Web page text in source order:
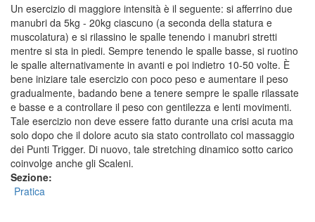
Un esercizio di maggiore intensità è il seguente: si afferrino due
manubri da 5kg - 20kg ciascuno (a seconda della statura e
muscolatura) e si rilassino le spalle tenendo i manubri stretti
mentre si sta in piedi. Sempre tenendo le spalle basse, si ruotino
le spalle alternativamente in avanti e poi indietro 10-50 volte. È
bene iniziare tale esercizio con poco peso e aumentare il peso
gradualmente, badando bene a tenere sempre le spalle rilassate
e basse e a controllare il peso con gentilezza e lenti movimenti.
Tale esercizio non deve essere fatto durante una crisi acuta ma
solo dopo che il dolore acuto sia stato controllato col massaggio
dei Punti Trigger. Di nuovo, tale stretching dinamico sotto carico
coinvolge anche gli Scaleni.
Sezione:
Pratica